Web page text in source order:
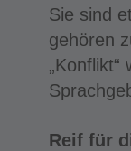
Sie sind
gehören
„Konflikt“
Reif für